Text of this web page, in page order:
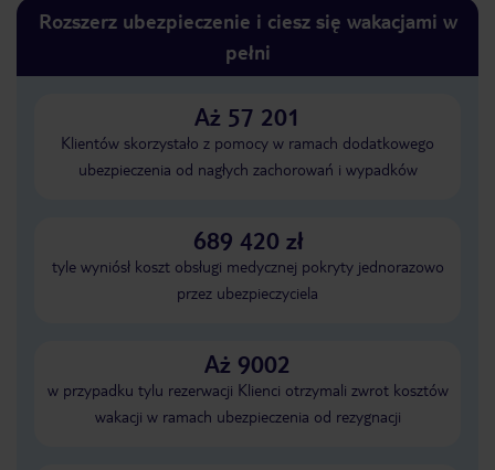
Rozszerz ubezpieczenie i ciesz się wakacjami w
pełni
Aż 57 201
Klientów skorzystało z pomocy w ramach dodatkowego
ubezpieczenia od nagłych zachorowań i wypadków
689 420 zł
tyle wyniósł koszt obsługi medycznej pokryty jednorazowo
przez ubezpieczyciela
Aż 9002
w przypadku tylu rezerwacji Klienci otrzymali zwrot kosztów
wakacji w ramach ubezpieczenia od rezygnacji